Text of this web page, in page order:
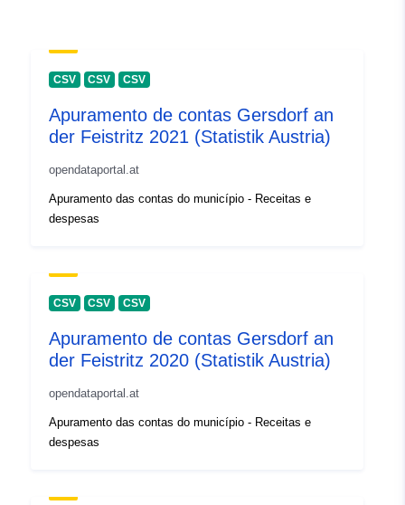
CSV CSV CSV
Apuramento de contas Gersdorf an
der Feistritz 2021 (Statistik Austria)
opendataportal.at
Apuramento das contas do município - Receitas e
despesas
CSV CSV CSV
Apuramento de contas Gersdorf an
der Feistritz 2020 (Statistik Austria)
opendataportal.at
Apuramento das contas do município - Receitas e
despesas